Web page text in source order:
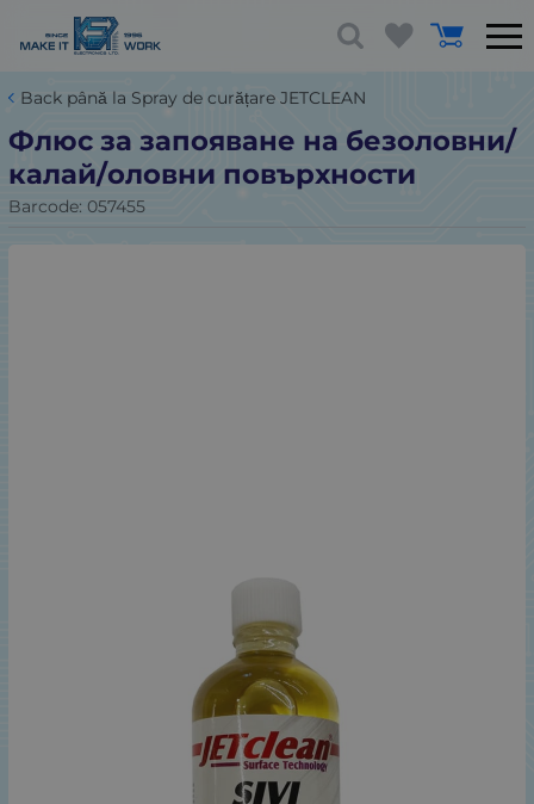
Back până la Spray de curățare JETCLEAN
Флюс за запояване на безоловни/
калай/оловни повърхности
Barcode: 057455